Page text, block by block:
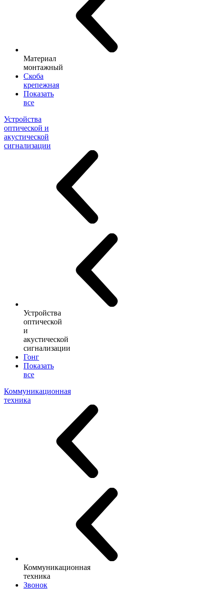
Материал
монтажный
Скоба
крепежная
Показать
все
Устройства
оптической и
акустической
сигнализации
Устройства
оптической
и
акустической
сигнализации
Гонг
Показать
все
Коммуникационная
техника
Коммуникационная
техника
Звонок